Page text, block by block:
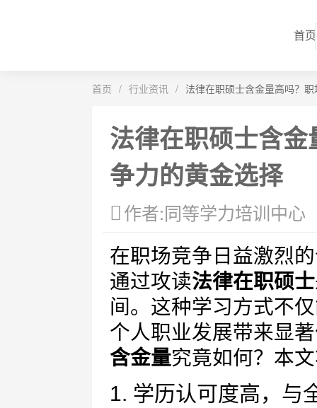
首页
首页 / 行业资讯 / 法律在职硕士含金量高吗？
法律在职硕士含
争力的黄金选择
作者:同等学力培训中心
在职场竞争日益激烈
通过攻读法律在职硕士
间。这种学习方式不
个人职业发展带来显
含金量究竟如何？本
1. 学历认可度高，与